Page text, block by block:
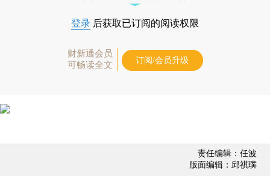
登录 后获取已订阅的阅读权限
财新通会员
可畅读全文
订阅/会员升级
责任编辑：任波
版面编辑：邱祺璞